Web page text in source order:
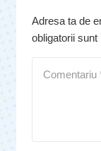
Adresa ta de
obligatorii